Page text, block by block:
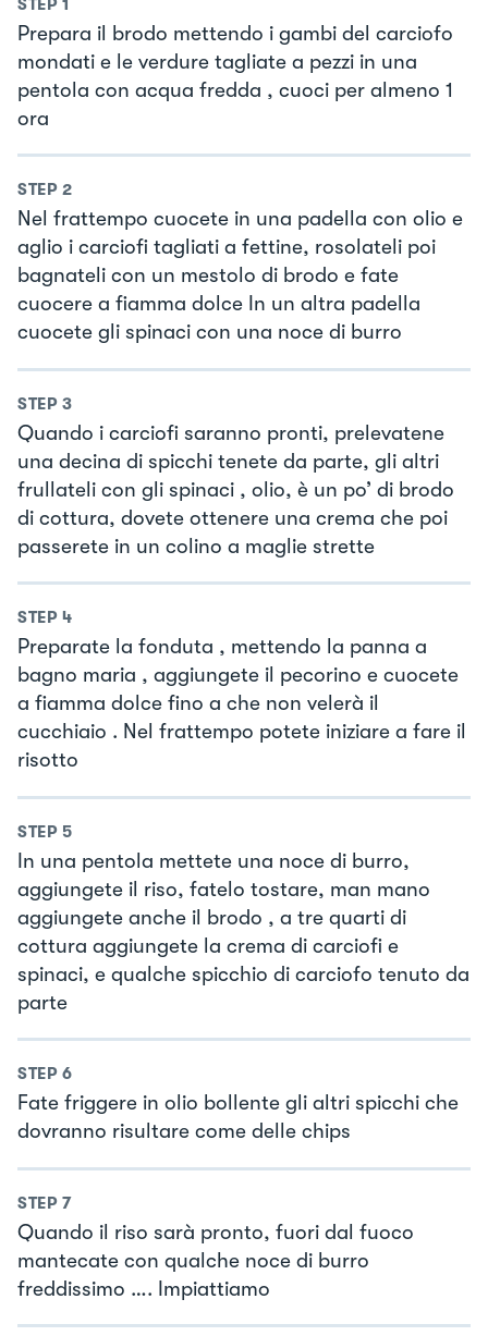
STEP 1
Prepara il brodo mettendo i gambi del carciofo
mondati e le verdure tagliate a pezzi in una
pentola con acqua fredda , cuoci per almeno 1
ora
STEP 2
Nel frattempo cuocete in una padella con olio e
aglio i carciofi tagliati a fettine, rosolateli poi
bagnateli con un mestolo di brodo e fate
cuocere a fiamma dolce In un altra padella
cuocete gli spinaci con una noce di burro
STEP 3
Quando i carciofi saranno pronti, prelevatene
una decina di spicchi tenete da parte, gli altri
frullateli con gli spinaci , olio, è un po’ di brodo
di cottura, dovete ottenere una crema che poi
passerete in un colino a maglie strette
STEP 4
Preparate la fonduta , mettendo la panna a
bagno maria , aggiungete il pecorino e cuocete
a fiamma dolce fino a che non velerà il
cucchiaio . Nel frattempo potete iniziare a fare il
risotto
STEP 5
In una pentola mettete una noce di burro,
aggiungete il riso, fatelo tostare, man mano
aggiungete anche il brodo , a tre quarti di
cottura aggiungete la crema di carciofi e
spinaci, e qualche spicchio di carciofo tenuto da
parte
STEP 6
Fate friggere in olio bollente gli altri spicchi che
dovranno risultare come delle chips
STEP 7
Quando il riso sarà pronto, fuori dal fuoco
mantecate con qualche noce di burro
freddissimo …. Impiattiamo